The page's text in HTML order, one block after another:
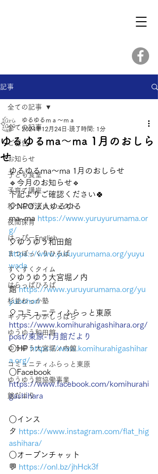
記事
全ての記事
ご報告
お知らせ
子ども食堂
子育て講座
和つなぎプロジェクト
夜間保育
はっぴーEnglish
まつぼっくりひろば
すくすくタイム
はらっぱひろば
杉並わっか塾
キッチンひがしっぱら
ゆうゆう和田館
ゆうゆう大宮堀ノ内館
コミュニティふらっと東原
ゆうゆう館協働事業
館だより
全ての記事
ゆるゆるma〜ma 1月のおしら
せ
ゆるゆるｍａ～ｍａ
2024年12月24日 読了時間: 1分
ゆるゆるma〜ma 1月のおしらせ
🔹今月のお知らせ🔹
下記よりご確認ください🍀
🎈NPO法人ゆるゆる
ma~ma https://www.yuruyurumama.or
g/
🎈ゆうゆう和田館
https://www.yuruyurumama.org/yuyu
wada
🎈ゆうゆう大宮堀ノ内
館 https://www.yuruyurumama.org/yu
yuoohori
🎈コミュニティふらっと東原
https://www.komihurahigashihara.org/
post/東原-1月館だより
○HP https://www.komihurahigashihar
a.org/
○Facebook
https://www.facebook.com/komihurahi
gashihara
○インス
タ https://www.instagram.com/flat_hig
ashihara/
○オープンチャット
💬 https://onl.bz/jhHck3f